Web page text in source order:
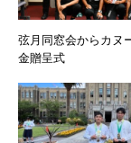
弦月同窓会からカヌ
金贈呈式